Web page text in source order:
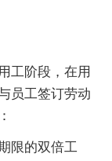
工阶段，在用
员工签订劳动
限的双倍工